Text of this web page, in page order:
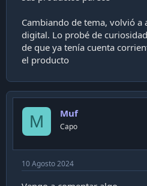
Cambiando de tema, volvió a
digital. Lo probé de
de que ya tenía cuenta
el producto
M Muf
Capo
10 Agosto 2024